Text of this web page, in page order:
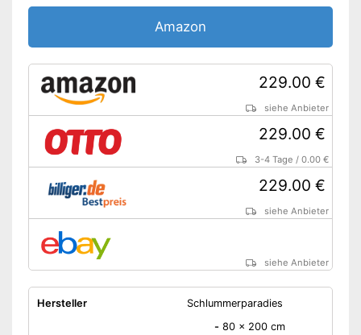
Vorteile
Mit einem abnehmbaren
Bezug ausgestattet
zusätzliches
Qualitätsmerkmal
Amazon Lieferzeit
Amazon
229.00 €
siehe Anbieter
229.00 €
3-4 Tage /0.00 €
229.00 €
siehe Anbieter
siehe Anbieter
Hersteller Schlummerparadies
- 80 x 200 cm